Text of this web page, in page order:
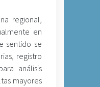
regional,
en
sentido se
registro
análisis
mayores